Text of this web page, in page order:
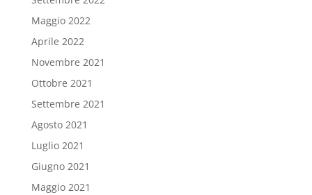
Maggio 2022
Aprile 2022
Novembre 2021
Ottobre 2021
Settembre 2021
Agosto 2021
Luglio 2021
Giugno 2021
Maggio 2021